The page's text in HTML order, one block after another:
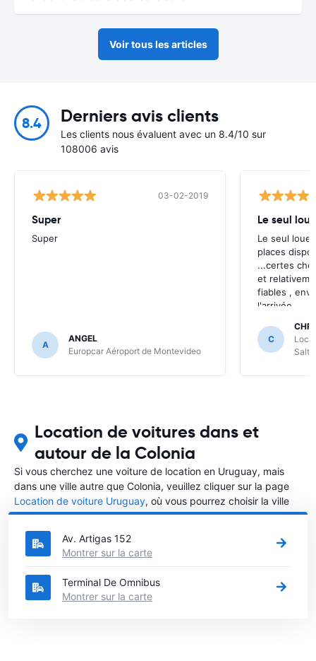
Voir tous les articles
8.4 Derniers avis clients
Les clients nous évaluent avec un 8.4/10 sur
108006 avis
03-02-2019
Super
Super
A
ANGEL
Europcar Aéroport de Montevideo
Le seul
Le seul
places
...certes
et
fiables ,
l'arrivée .
C
Salta
Location de voitures dans et
autour de la Colonia
Si vous cherchez une voiture de location en Uruguay, mais
dans une ville autre que Colonia, veuillez cliquer sur la page
Location de voiture Uruguay, où vous pourrez choisir la ville
dans le Uruguay où vous souhaitez louer une voiture.
Av. Artigas 152
Montrer sur la carte
Terminal De Omnibus
Montrer sur la carte